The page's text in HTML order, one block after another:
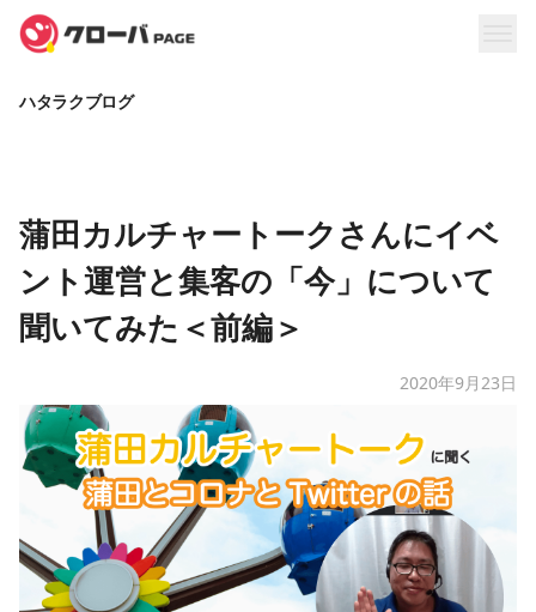
ハタラクブログ
蒲田カルチャートークさんにイベ
ント運営と集客の「今」について
聞いてみた＜前編＞
2020年9月23日